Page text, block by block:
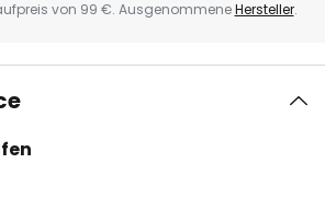
von 99 €. AusgenommeneHersteller.